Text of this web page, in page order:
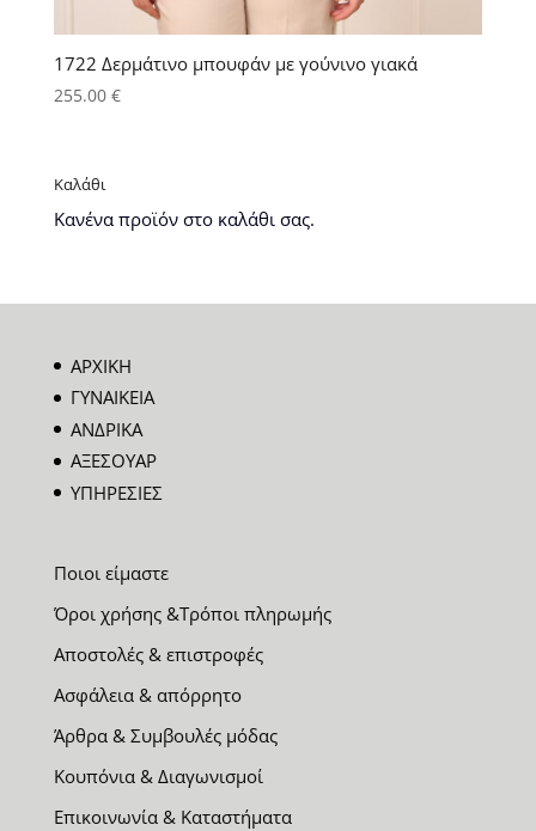
1722 Δερμάτινο μπουφάν με γούνινο γιακά
255.00 €
Καλάθι
Κανένα προϊόν στο καλάθι σας.
ΑΡΧΙΚΗ
ΓΥΝΑΙΚΕΙΑ
ΑΝΔΡΙΚΑ
ΑΞΕΣΟΥΑΡ
ΥΠΗΡΕΣΙΕΣ
Ποιοι είμαστε
Όροι χρήσης &Τρόποι πληρωμής
Αποστολές & επιστροφές
Ασφάλεια & απόρρητο
Άρθρα & Συμβουλές μόδας
Κουπόνια & Διαγωνισμοί
Επικοινωνία & Καταστήματα